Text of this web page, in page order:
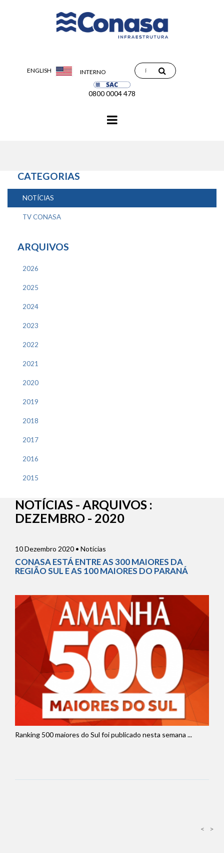
ENGLISH INTERNO
0800 0004 478
CATEGORIAS
NOTÍCIAS
TV CONASA
ARQUIVOS
2026
2025
2024
2023
2022
2021
2020
2019
2018
2017
2016
2015
NOTÍCIAS - ARQUIVOS :
DEZEMBRO - 2020
10 Dezembro 2020 • Notícias
CONASA ESTÁ ENTRE AS 300 MAIORES DA
REGIÃO SUL E AS 100 MAIORES DO PARANÁ
Ranking 500 maiores do Sul foi publicado nesta semana ...
< >